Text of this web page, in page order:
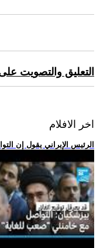
التعليق والتصويت
اخر الافلام
.. الرئيس الإيراني يقول إن